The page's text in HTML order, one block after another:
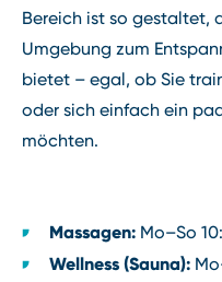
Bereich ist so gestaltet,
Umgebung zum
bietet – egal, ob Sie
oder sich einfach ein
möchten.
Massagen: Mo–So
Wellness (Sauna):